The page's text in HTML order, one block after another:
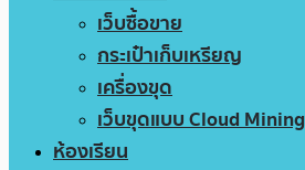
เว็บซื้อขาย
กระเป๋าเก็บเหรียญ
เครื่องขุด
เว็บขุดแบบ Cloud Mining
ห้องเรียน